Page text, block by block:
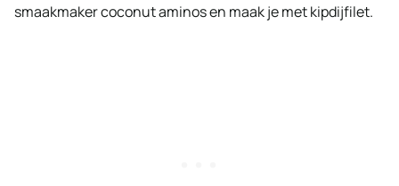
smaakmaker coconut aminos en maak je met kipdijfilet.